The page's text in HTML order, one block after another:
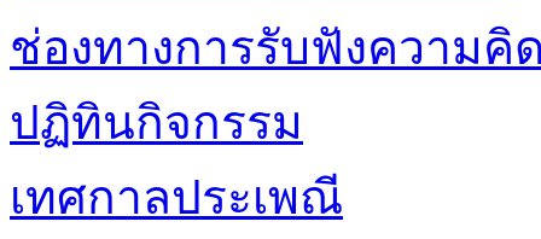
ช่องทางการรับฟังความคิ
ปฏิทินกิจกรรม
เทศกาลประเพณี